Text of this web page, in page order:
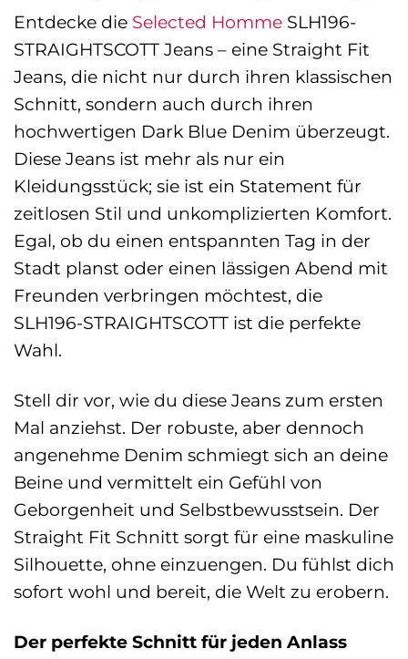
Entdecke die Selected Homme SLH196-
STRAIGHTSCOTT Jeans – eine Straight Fit
Jeans, die nicht nur durch ihren klassischen
Schnitt, sondern auch durch ihren
hochwertigen Dark Blue Denim überzeugt.
Diese Jeans ist mehr als nur ein
Kleidungsstück; sie ist ein Statement für
zeitlosen Stil und unkomplizierten Komfort.
Egal, ob du einen entspannten Tag in der
Stadt planst oder einen lässigen Abend mit
Freunden verbringen möchtest, die
SLH196-STRAIGHTSCOTT ist die perfekte
Wahl.
Stell dir vor, wie du diese Jeans zum ersten
Mal anziehst. Der robuste, aber dennoch
angenehme Denim schmiegt sich an deine
Beine und vermittelt ein Gefühl von
Geborgenheit und Selbstbewusstsein. Der
Straight Fit Schnitt sorgt für eine maskuline
Silhouette, ohne einzuengen. Du fühlst dich
sofort wohl und bereit, die Welt zu erobern.
Der perfekte Schnitt für jeden Anlass